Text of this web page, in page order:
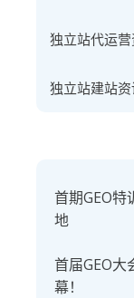
独立站代运
独立站建站
首期GEO
地
首届GEO
幕！